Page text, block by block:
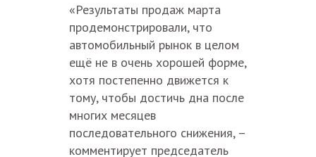
«Результаты продаж марта
продемонстрировали, что
автомобильный рынок в целом
ещё не в очень хорошей форме,
хотя постепенно движется к
тому, чтобы достичь дна после
многих месяцев
последовательного снижения, –
комментирует председатель